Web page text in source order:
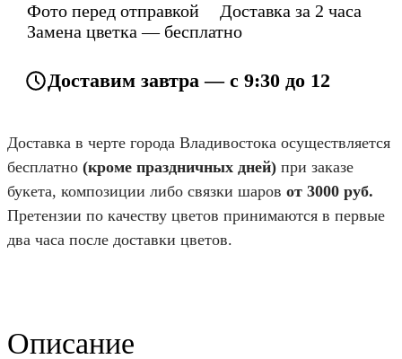
Фото перед отправкой
Доставка за 2 часа
Замена цветка — бесплатно
Доставим завтра — с 9:30 до 12
Доставка в черте города Владивостока осуществляется
бесплатно (кроме праздничных дней) при заказе
букета, композиции либо связки шаров от 3000 руб.
Претензии по качеству цветов принимаются в первые
два часа после доставки цветов.
Описание